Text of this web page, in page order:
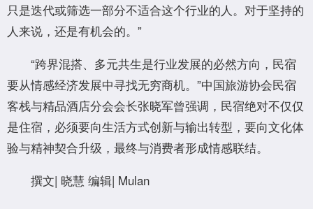
只是迭代或筛选一部分不适合这个行业的人。对于坚持的
人来说，还是有机会的。”
“跨界混搭、多元共生是行业发展的必然方向，民宿
要从情感经济发展中寻找无穷商机。”中国旅游协会民宿
客栈与精品酒店分会会长张晓军曾强调，民宿绝对不仅仅
是住宿，必须要向生活方式创新与输出转型，要向文化体
验与精神契合升级，最终与消费者形成情感联结。
撰文| 晓慧 编辑| Mulan